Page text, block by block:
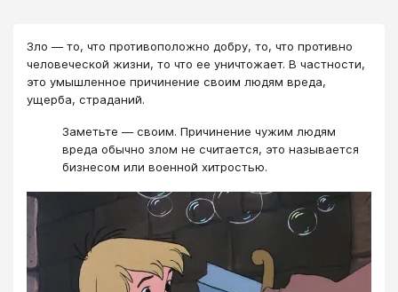
Зло — то, что противоположно добру, то, что противно
человеческой жизни, то что ее уничтожает. В частности,
это умышленное причинение своим людям вреда,
ущерба, страданий.
Заметьте — своим. Причинение чужим людям
вреда обычно злом не считается, это называется
бизнесом или военной хитростью.